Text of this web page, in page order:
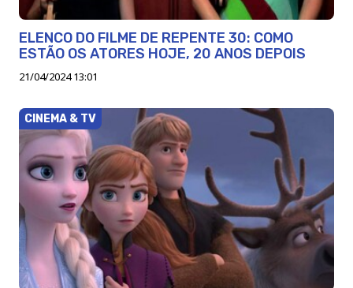
ELENCO DO FILME DE REPENTE 30: COMO
ESTÃO OS ATORES HOJE, 20 ANOS DEPOIS
21/04/2024 13:01
CINEMA & TV